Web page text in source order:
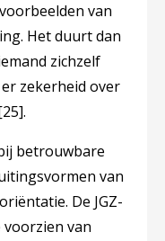
van
Het duurt dan
zichzelf
zekerheid over
.
betrouwbare
van
De JGZ-
van